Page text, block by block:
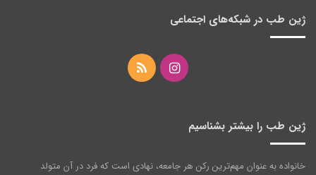
ژین طب در شبکه‌های اجتماعی
اینستاگرامخوراک
ژین طب را بیشتر بشناسیم
خانواده به عنوان مهم‌ترین رکن هر جامعه‌، نهادی است که فرد در آن متولد